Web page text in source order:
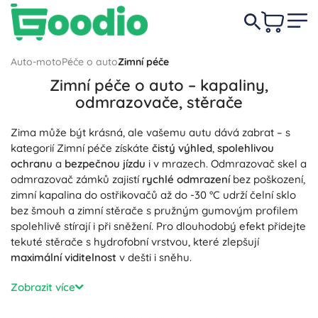
Auto-motoPéče o autoZimní péče
Zimní péče o auto – kapaliny,
odmrazovače, stěrače
Zima může být krásná, ale vašemu autu dává zabrat – s
kategorií Zimní péče získáte čistý výhled, spolehlivou
ochranu a bezpečnou jízdu i v mrazech. Odmrazovač skel a
odmrazovač zámků zajistí rychlé odmrazeníbez poškození,
zimní kapalina do ostřikovačů až do -30 °C udrží čelní sklo
bez šmouh a zimní stěrače s pružným gumovým profilem
spolehlivě stírají i při sněžení. Pro dlouhodobý efekt přidejte
tekuté stěrače s hydrofobní vrstvou, které zlepšují
maximální viditelnost v dešti i sněhu.
Zaměřte se i na ochranu karoserie a motoru: nemrznoucí
chladicí kapaliny (antifreeze) do chladiče zvyšují
Zobrazit více